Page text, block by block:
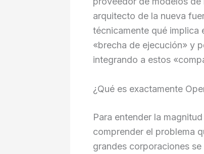
arquitecto de la nueva
técnicamente qué implica
«brecha de ejecución» y
integrando a estos
¿Qué es exactamente
Para entender la
comprender el problema
grandes corporaciones